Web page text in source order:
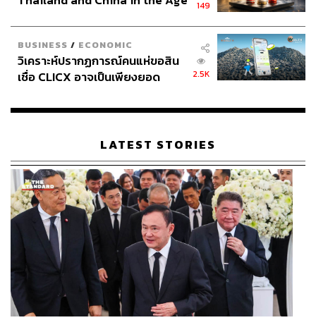
149
BUSINESS / ECONOMIC
วิเคราะห์ปรากฏการณ์คนแห่ขอสิน
เชื่อ CLICX อาจเป็นเพียงยอด
เรือนไทยที่ถูกซุกไว้
2.5K
LATEST STORIES